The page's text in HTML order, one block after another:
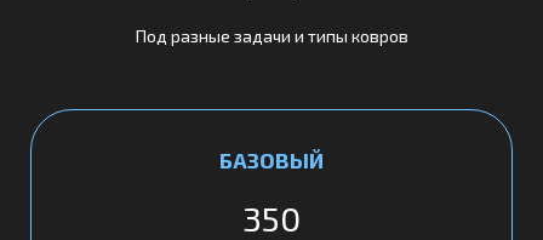
Под разные задачи и типы ковров
БАЗОВЫЙ
350